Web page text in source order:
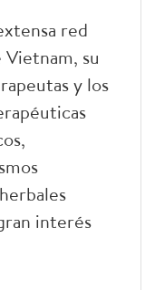
red
Vietnam, su
y los
interés